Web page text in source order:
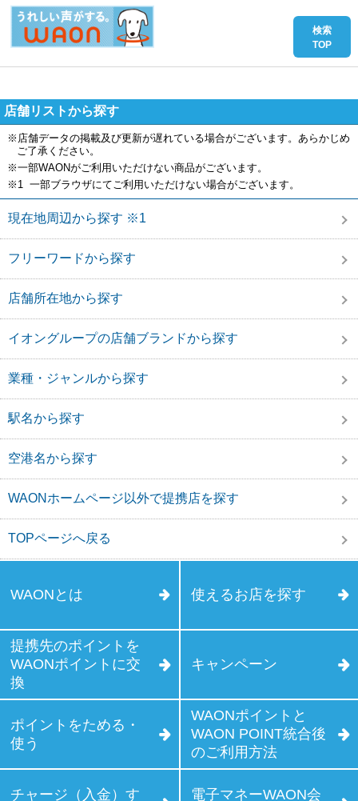
店舗リストから探す
※店舗データの掲載及び更新が遅れている場合がございます。あらかじめ
ご了承ください。
※一部WAONがご利用いただけない商品がございます。
※1 一部ブラウザにてご利用いただけない場合がございます。
現在地周辺から探す ※1
フリーワードから探す
店舗所在地から探す
イオングループの店舗ブランドから探す
業種・ジャンルから探す
駅名から探す
空港名から探す
WAONホームページ以外で提携店を探す
TOPページへ戻る